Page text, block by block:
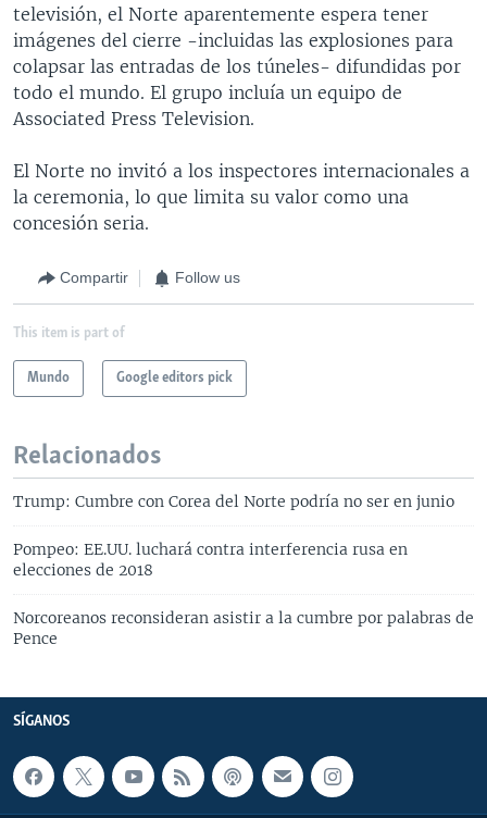
televisión, el Norte aparentemente espera tener
imágenes del cierre -incluidas las explosiones para
colapsar las entradas de los túneles- difundidas por
todo el mundo. El grupo incluía un equipo de
Associated Press Television.
El Norte no invitó a los inspectores internacionales a
la ceremonia, lo que limita su valor como una
concesión seria.
Compartir Follow us
This item is part of
Mundo Google editors pick
Relacionados
Trump: Cumbre con Corea del Norte podría no ser en junio
Pompeo: EE.UU. luchará contra interferencia rusa en
elecciones de 2018
Norcoreanos reconsideran asistir a la cumbre por palabras de
Pence
SÍGANOS